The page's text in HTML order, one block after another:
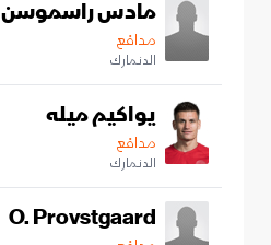
مادس راسموسن
مدافع
الدنمارك
يواكيم ميله
مدافع
الدنمارك
O. Provstgaard